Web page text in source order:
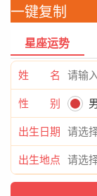
一键复制
星座运势
姓 名
性 别
出生日期
出生地点